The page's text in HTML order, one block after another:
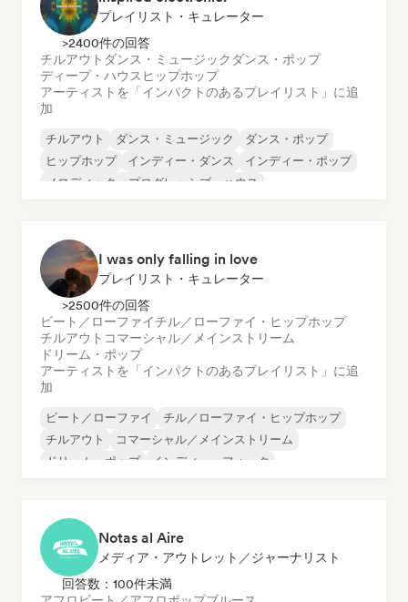
プレイリスト・キュレーター
>2400件の回答
チルアウト ダンス・ミュージック ダンス・ポップ
ディープ・ハウス ヒップホップ
アーティストを「インパクトのあるプレイリスト」に追
加
チルアウト ダンス・ミュージック
ダンス・ポップ
ヒップホップ
インディー・ダンス
インディー・ポップ
メロディック・プログレッシブ・ハウス
I was only falling in love
プレイリスト・キュレーター
>2500件の回答
ビート／ローファイチル／ローファイ・ヒップホップ
チルアウト コマーシャル／メインストリーム
ドリーム・ポップ
アーティストを「インパクトのあるプレイリスト」に追
加
ビート／ローファイ
チル／ローファイ・ヒップホップ
チルアウト
コマーシャル／メインストリーム
ドリーム・ポップ
インディー・フォーク
Notas al Aire
メディア・アウトレット／ジャーナリスト
回答数：100件未満